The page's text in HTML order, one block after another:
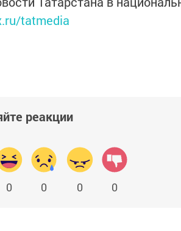
tatmedia
реакции
0 0 0 0